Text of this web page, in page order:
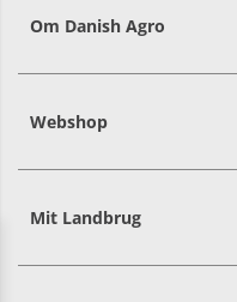
Om Danish Agro
Webshop
Mit Landbrug